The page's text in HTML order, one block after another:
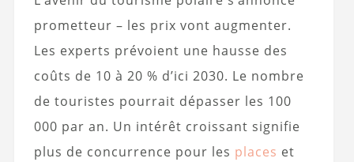
prometteur – les prix vont augmenter.
Les experts prévoient une hausse des
coûts de 10 à 20 % d’ici 2030. Le nombre
de touristes pourrait dépasser les 100
000 par an. Un intérêt croissant signifie
plus de concurrence pour les places et